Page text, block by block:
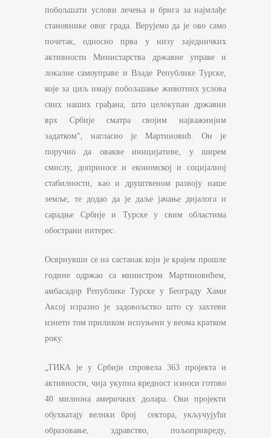
побољшати услови лечења и брига за најмлађе
становнике овог града. Верујемо да је ово само
почетак, односно прва у низу заједничких
активности Министарства државне управе и
локалне самоуправе и Владе Републике Турске,
које за циљ имају побољшање животних услова
свих наших грађана, што целокупан државни
врх Србије сматра својим најважнијим
задатком“, нагласио је Мартиновић. Он је
поручио да овакве иницијативе, у ширем
смислу, доприносе и економској и социјалној
стабилности, као и друштвеном развоју наше
земље, те додао да је даље јачање дијалога и
сарадње Србије и Турске у свим областима
обострани интерес.
Осврнувши се на састанак који је крајем прошле
године одржао са министром Мартиновићем,
амбасадор Републике Турске у Београду Хами
Аксој изразио је задовољство што су захтеви
изнети том приликом испуњени у веома кратком
року.
„ТИКА је у Србији спровела 363 пројекта и
активности, чија укупна вредност износи готово
40 милиона америчких долара. Ови пројекти
обухватају велики број сектора, укључујући
образовање, здравство, пољопривреду,